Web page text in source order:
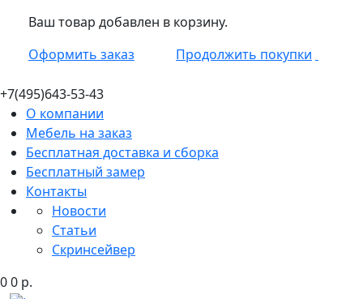
Ваш товар добавлен в корзину.
Оформить заказ
Продолжить покупки
+7(495)643-53-43
О компании
Мебель на заказ
Бесплатная доставка и сборка
Бесплатный замер
Контакты
Новости
Статьи
Скринсейвер
00 р.